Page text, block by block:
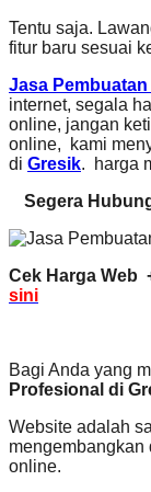
Tentu saja.
fitur baru sesuai
Jasa
internet, segala
online, jangan
online, kami
di Gresik. harga
Segera
Cek Harga Web
sini
Bagi Anda yang
Profesional di
Website adalah
mengembangkan
online.